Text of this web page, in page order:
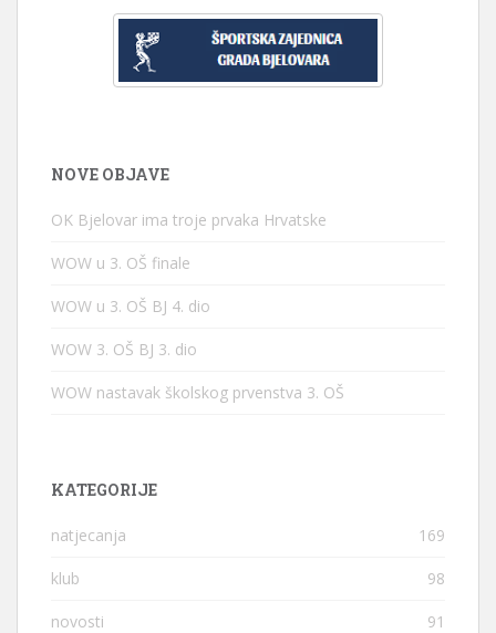
NOVE OBJAVE
OK Bjelovar ima troje prvaka Hrvatske
WOW u 3. OŠ finale
WOW u 3. OŠ BJ 4. dio
WOW 3. OŠ BJ 3. dio
WOW nastavak školskog prvenstva 3. OŠ
KATEGORIJE
natjecanja 169
klub 98
novosti 91